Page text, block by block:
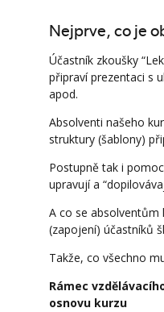
Nejprve, co je
Účastník zkoušky
připraví prezentaci s
apod.
Absolventi našeho
struktury (šablony)
Postupně tak i
upravují a
A co se absolventům
(zapojení) účastníků
Takže, co všechno
Rámec
osnovu kurzu